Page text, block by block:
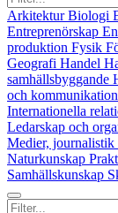
Arkitektur Biologi
Entreprenörskap
produktion Fysik
Geografi Handel
samhällsbyggande
och kommunikation
Internationella
Ledarskap och
Medier,
Naturkunskap
Samhällskunskap